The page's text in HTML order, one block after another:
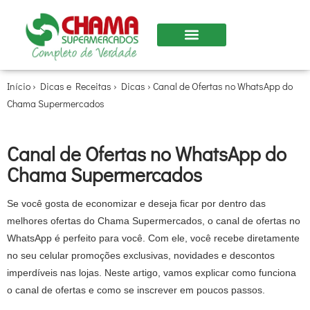
Início › Dicas e Receitas › Dicas › Canal de Ofertas no WhatsApp do
Chama Supermercados
Canal de Ofertas no WhatsApp do
Chama Supermercados
Se você gosta de economizar e deseja ficar por dentro das
melhores ofertas do Chama Supermercados, o canal de ofertas no
WhatsApp é perfeito para você. Com ele, você recebe diretamente
no seu celular promoções exclusivas, novidades e descontos
imperdíveis nas lojas. Neste artigo, vamos explicar como funciona
o canal de ofertas e como se inscrever em poucos passos.